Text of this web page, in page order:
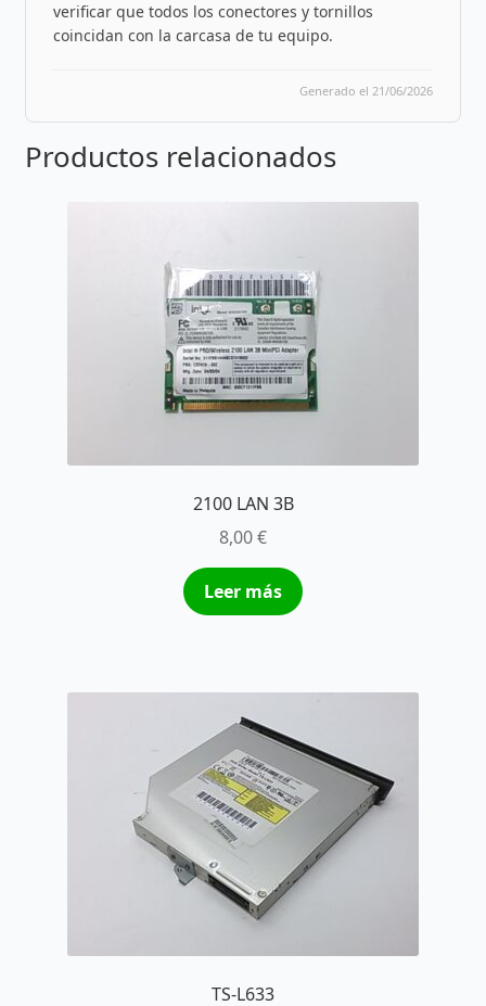
verificar que todos los conectores y tornillos
coincidan con la carcasa de tu equipo.
Generado el 21/06/2026
Productos relacionados
2100 LAN 3B
8,00€
Leer más
TS-L633